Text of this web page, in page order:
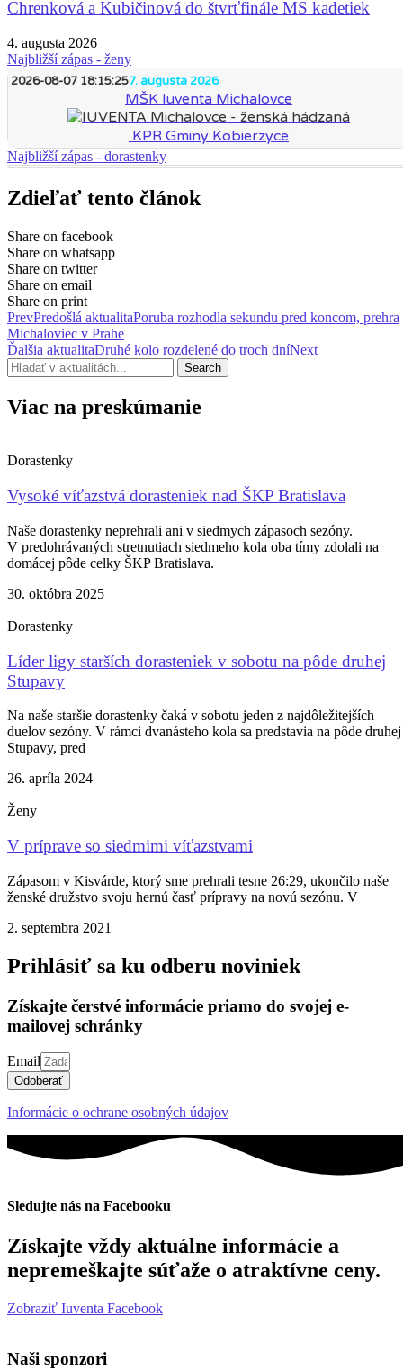
Chrenková a Kubičinová do štvrťfinále MS kadetiek
4. augusta 2026
Najbližší zápas - ženy
2026-08-07 18:15:257. augusta 2026
MŠK Iuventa Michalovce
KPR Gminy Kobierzyce
Najbližší zápas - dorastenky
Zdieľať tento článok
Share on facebook
Share on whatsapp
Share on twitter
Share on email
Share on print
PrevPredošlá aktualitaPoruba rozhodla sekundu pred koncom, prehra
Michaloviec v Prahe
Ďalšia aktualitaDruhé kolo rozdelené do troch dníNext
Search
Viac na preskúmanie
Dorastenky
Vysoké víťazstvá dorasteniek nad ŠKP Bratislava
Naše dorastenky neprehrali ani v siedmych zápasoch sezóny.
V predohrávaných stretnutiach siedmeho kola oba tímy zdolali na
domácej pôde celky ŠKP Bratislava.
30. októbra 2025
Dorastenky
Líder ligy starších dorasteniek v sobotu na pôde druhej
Stupavy
Na naše staršie dorastenky čaká v sobotu jeden z najdôležitejších
duelov sezóny. V rámci dvanásteho kola sa predstavia na pôde druhej
Stupavy, pred
26. apríla 2024
Ženy
V príprave so siedmimi víťazstvami
Zápasom v Kisvárde, ktorý sme prehrali tesne 26:29, ukončilo naše
ženské družstvo svoju hernú časť prípravy na novú sezónu. V
2. septembra 2021
Prihlásiť sa ku odberu noviniek
Získajte čerstvé informácie priamo do svojej e-
mailovej schránky
Email
Odoberať
Informácie o ochrane osobných údajov
Sledujte nás na Facebooku
Získajte vždy aktuálne informácie a
nepremeškajte súťaže o atraktívne ceny.
Zobraziť Iuventa Facebook
Naši sponzori